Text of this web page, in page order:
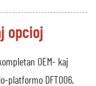
opcioj
OEM- kaj
platformo DFT006,